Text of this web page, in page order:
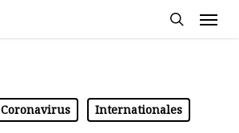
Coronavirus Internationales